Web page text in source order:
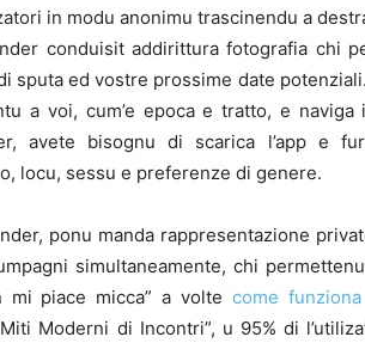
in modu anonimu trascinendu a
conduisit addirittura fotografia chi
sputa ed vostre prossime date
a voi, cum’e epoca e tratto, e naviga
avete bisognu di scarica l’app e
locu, sessu e preferenze di genere.
ponu manda rappresentazione
simultaneamente, chi
mi piace micca” a voltecome
Moderni di Incontri”, u 95% di